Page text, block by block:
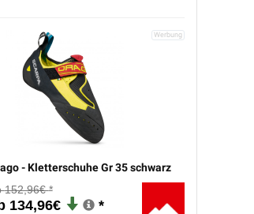
- Kletterschuhe Gr 35 schwarz
152,96€
134,96€